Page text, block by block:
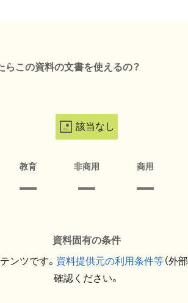
らこの資料の文書を使えるの？
該当なし
教育 非商用 商用
資料固有の条件
ンツです。 資料提供元の利用条件等（外
確認ください。